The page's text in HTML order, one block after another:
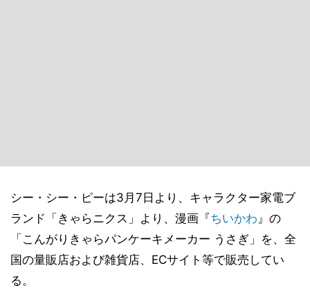
シー・シー・ピーは3月7日より、キャラクター家電ブ
ランド「きゃらニクス」より、漫画『ちいかわ』の
「こんがりきゃらパンケーキメーカー うさぎ」を、全
国の量販店および雑貨店、ECサイト等で販売してい
る。